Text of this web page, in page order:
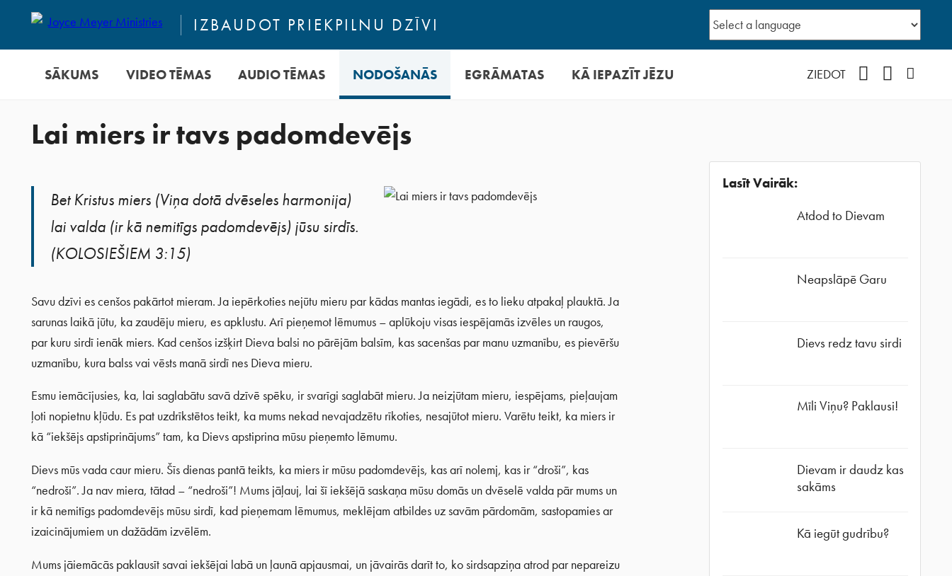
IZBAUDOT PRIEKPILNU DZĪVI
SĀKUMS VIDEO TĒMAS AUDIO TĒMAS NODOŠANĀS EGRĀMATAS KĀ IEPAZĪT JĒZU ZIEDOT FacebookYouTube
Lai miers ir tavs padomdevējs
Bet Kristus miers (Viņa dotā dvēseles harmonija)
lai valda (ir kā nemitīgs padomdevējs) jūsu sirdīs.
(KOLOSIEŠIEM 3:15)
Savu dzīvi es cenšos pakārtot mieram. Ja iepērkoties nejūtu mieru par kādas mantas iegādi, es to lieku atpakaļ plauktā. Ja
sarunas laikā jūtu, ka zaudēju mieru, es apklustu. Arī pieņemot lēmumus – aplūkoju visas iespējamās izvēles un raugos,
par kuru sirdī ienāk miers. Kad cenšos izšķirt Dieva balsi no pārējām balsīm, kas sacenšas par manu uzmanību, es pievēršu
uzmanību, kura balss vai vēsts manā sirdī nes Dieva mieru.
Esmu iemācījusies, ka, lai saglabātu savā dzīvē spēku, ir svarīgi saglabāt mieru. Ja neizjūtam mieru, iespējams, pieļaujam
ļoti nopietnu kļūdu. Es pat uzdrīkstētos teikt, ka mums nekad nevajadzētu rīkoties, nesajūtot mieru. Varētu teikt, ka miers ir
kā “iekšējs apstiprinājums” tam, ka Dievs apstiprina mūsu pieņemto lēmumu.
Dievs mūs vada caur mieru. Šīs dienas pantā teikts, ka miers ir mūsu padomdevējs, kas arī nolemj, kas ir “droši”, kas
“nedroši”. Ja nav miera, tātad – “nedroši”! Mums jāļauj, lai šī iekšējā saskaņa mūsu domās un dvēselē valda pār mums un
ir kā nemitīgs padomdevējs mūsu sirdī, kad pieņemam lēmumus, meklējam atbildes uz savām pārdomām, sastopamies ar
izaicinājumiem un dažādām izvēlēm.
Mums jāiemācās paklausīt savai iekšējai labā un ļaunā apjausmai, un jāvairās darīt to, ko sirdsapziņa atrod par nepareizu
Lasīt Vairāk:
Atdod to Dievam
Neapslāpē Garu
Dievs redz tavu sirdi
Mīli Viņu? Paklausi!
Dievam ir daudz kas
sakāms
Kā iegūt gudrību?